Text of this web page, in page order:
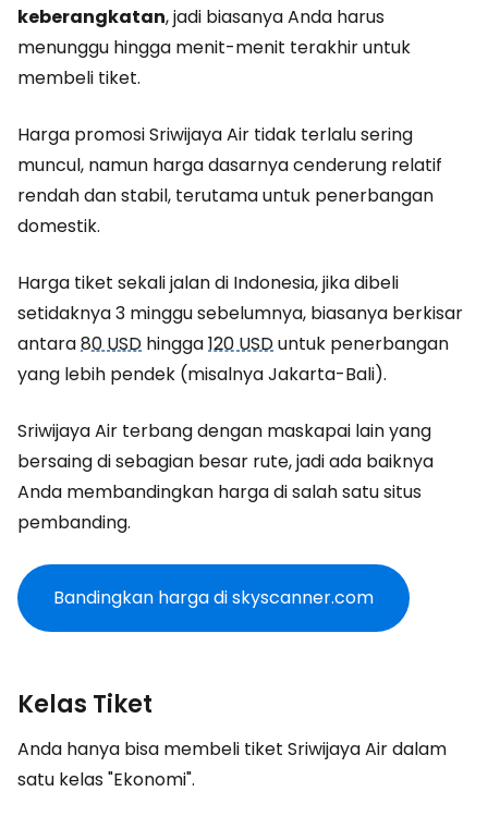
keberangkatan, jadi biasanya Anda harus
menunggu hingga menit-menit terakhir untuk
membeli tiket.
Harga promosi Sriwijaya Air tidak terlalu sering
muncul, namun harga dasarnya cenderung relatif
rendah dan stabil, terutama untuk penerbangan
domestik.
Harga tiket sekali jalan di Indonesia, jika dibeli
setidaknya 3 minggu sebelumnya, biasanya berkisar
antara80 USD hingga120 USDuntuk penerbangan
yang lebih pendek (misalnya Jakarta-Bali).
Sriwijaya Air terbang dengan maskapai lain yang
bersaing di sebagian besar rute, jadi ada baiknya
Anda membandingkan harga di salah satu situs
pembanding.
Bandingkan harga di skyscanner.com
Kelas Tiket
Anda hanya bisa membeli tiket Sriwijaya Air dalam
satu kelas "Ekonomi".